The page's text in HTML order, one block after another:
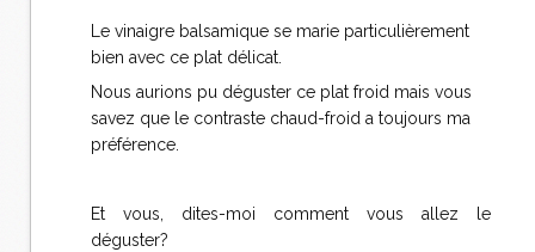
Le vinaigre balsamique se marie particulièrement
bien avec ce plat délicat.
Nous aurions pu déguster ce plat froid mais vous
savez que le contraste chaud-froid a toujours ma
préférence.
Et vous, dites-moi comment vous allez le
déguster?